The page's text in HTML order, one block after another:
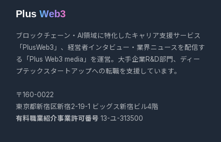
Plus Web3
ブロックチェーン・AI領域に特化したキャリア支援サービス
「PlusWeb3」、経営者インタビュー・業界ニュースを配信す
る「Plus Web3 media」を運営。大手企業R&D部門、ディー
プテックスタートアップへの転職を支援しています。
〒160-0022
東京都新宿区新宿2-19-1 ビッグス新宿ビル4階
有料職業紹介事業許可番号 13-ユ-313500